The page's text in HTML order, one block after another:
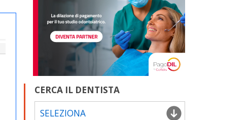
CERCA IL DENTISTA
SELEZIONA